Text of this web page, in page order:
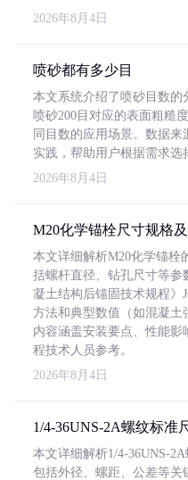
2026年8月4日
喷砂都有多少目
本文系统介绍了喷砂目数的
喷砂200目对应的表面粗糙
同目数的应用场景。数据来
实践，帮助用户根据需求选
2026年8月4日
M20化学锚栓尺寸规格
本文详细解析M20化学锚栓
括螺杆直径、钻孔尺寸等
凝土结构后锚固技术规程》
方法和典型数值（如混凝土
内容涵盖安装要点、性能
程技术人员参考。
2026年8月4日
1/4-36UNS-2A螺纹标准
本文详细解析1/4-36UNS-
包括外径、螺距、公差等